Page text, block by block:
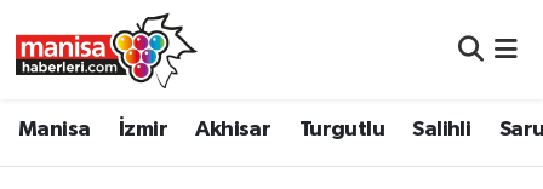
Manisa İzmir Akhisar Turgutlu Salihli
Manisa Nöbetçi Eczaneler